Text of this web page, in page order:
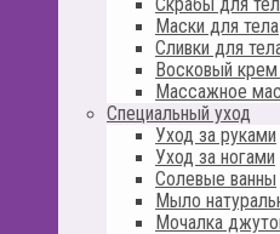
Маски для тела
Сливки для
Восковый
Массажное
Специальный уход
Уход за руками
Уход за ногами
Солевые ванны
Мыло
Мочалка